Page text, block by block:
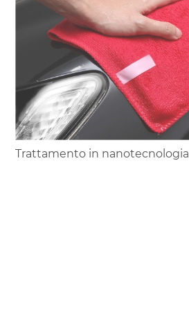
Trattamento in nanotecnologia